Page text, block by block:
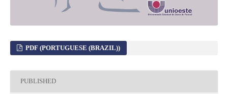
PDF (PORTUGUESE (BRAZIL))
PUBLISHED